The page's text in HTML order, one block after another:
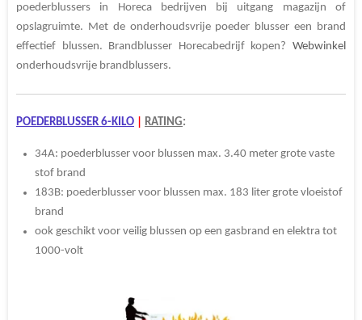
poederblussers in
Horeca bedrijven bij uitgang magazijn of
opslagruimte. Met de onderhoudsvrije poeder blusser een brand
effectief blussen. Brandblusser Horecabedrijf kopen? Webwinkel
onderhoudsvrije brandblussers.
POEDERBLUSSER 6-KILO RATING:
34A: poederblusser voor blussen max. 3.40 meter grote vaste
stof brand
183B: poederblusser voor blussen max. 183 liter grote vloeistof
brand
ook geschikt voor veilig blussen op een gasbrand en elektra tot
1000-volt